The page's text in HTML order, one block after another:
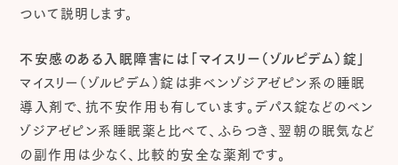
ついて説明します。
不安感のある入眠障害には「マイスリー（ゾルピデム）錠」
マイスリー（ゾルピデム）錠は非ベンゾジアゼピン系の睡眠
導入剤で、抗不安作用も有しています。デパス錠などのベン
ゾジアゼピン系睡眠薬と比べて、ふらつき、翌朝の眠気など
の副作用は少なく、比較的安全な薬剤です。